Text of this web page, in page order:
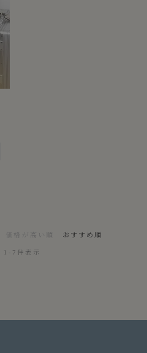
価格が高い順 おすすめ順
1 7 件表示